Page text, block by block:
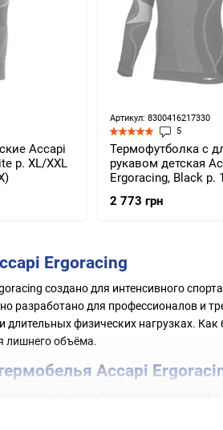
Ergoracing
создано для интенсивного
разработано для профессионалов и
длительных физических нагрузках.
лишнего объёма.
Accapi
Accapi
р. XL/XXL
Артикул: 8300416217330
5
Термофутболка с
рукавом детская
Ergoracing, Black р.
2 773 грн